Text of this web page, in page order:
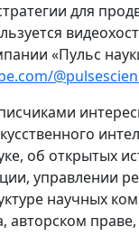
для
«Пульс
об открытых
управлении
научных
авторском